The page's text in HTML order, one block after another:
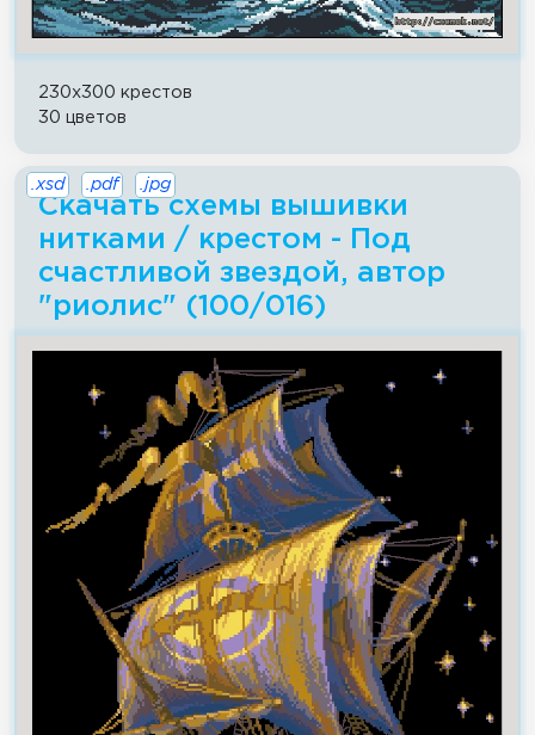
230x300 крестов
30 цветов
Скачать схемы вышивки
нитками / крестом - Под
счастливой звездой, автор
"риолис" (100/016)
.xsd .pdf .jpg